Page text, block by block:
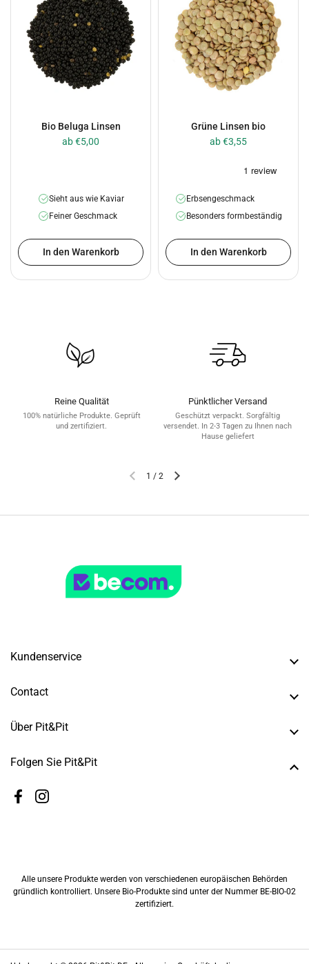
Bio Beluga Linsen
ab €5,00
Sieht aus wie Kaviar
Feiner Geschmack
In den Warenkorb
Grüne Linsen bio
ab €3,55
Erbsengeschmack
Besonders formbeständig
In den Warenkorb
Reine Qualität
100% natürliche Produkte. Geprüft
und zertifiziert.
Pünktlicher Versand
Geschützt verpackt. Sorgfältig
versendet. In 2-3 Tagen zu Ihnen nach
Hause geliefert
1 / 2
Kundenservice
Contact
Über Pit&Pit
Folgen Sie Pit&Pit
FacebookInstagram
Alle unsere Produkte werden von verschiedenen europäischen Behörden
gründlich kontrolliert. Unsere Bio-Produkte sind unter der Nummer BE-BIO-02
zertifiziert.